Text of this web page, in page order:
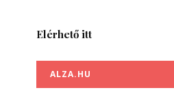
Elérhető itt
ALZA.HU